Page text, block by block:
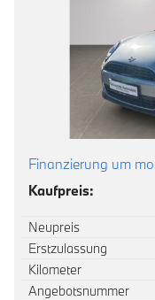
Finanzierung um
Kaufpreis:
Neupreis
Erstzulassung
Kilometer
Angebotsnummer